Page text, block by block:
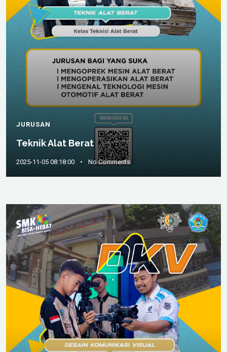
JURUSAN
Teknik Alat Berat
2025-11-05 08:18:00 • No Comments